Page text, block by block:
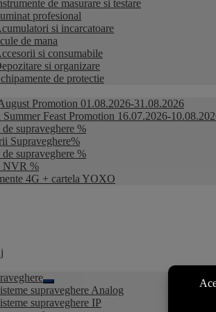
de masurare si testare
profesional
si incarcatoare
de mana
si consumabile
si organizare
de protectie
Promotion 01.08.2026-31.08.2026
Feast Promotion 16.07.2026-
de supraveghere %
Supraveghere%
de supraveghere %
NVR %
4G + cartela YOXO
Extinde
meniul
copil
supraveghere Analog
supraveghere IP